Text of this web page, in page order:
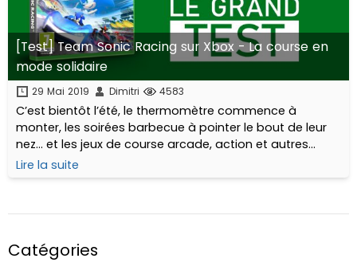
[Test] Team Sonic Racing sur Xbox - La course en
mode solidaire
29 Mai 2019 Dimitri 4583
C’est bientôt l’été, le thermomètre commence à
monter, les soirées barbecue à pointer le bout de leur
nez… et les jeux de course arcade, action et autres
caisses à savon font aussi leur grand retour !
Lire la suite
Catégories